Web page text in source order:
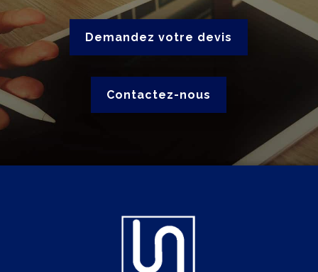
Demandez votre devis
Contactez-nous